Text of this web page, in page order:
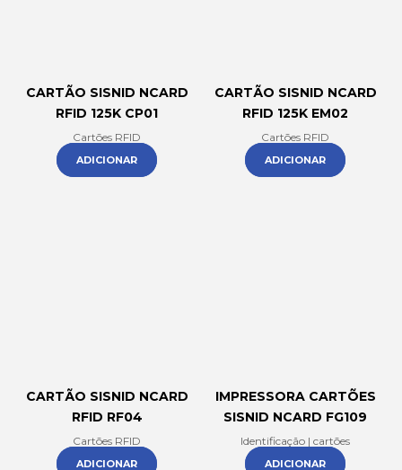
CARTÃO SISNID NCARD
RFID 125K CP01
Cartões RFID
ADICIONAR
CARTÃO SISNID NCARD
RFID 125K EM02
Cartões RFID
ADICIONAR
CARTÃO SISNID NCARD
RFID RF04
Cartões RFID
ADICIONAR
IMPRESSORA CARTÕES
SISNID NCARD FG109
Identificação | cartões
ADICIONAR